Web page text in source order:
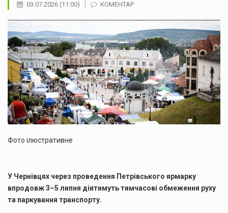
03.07.2026 (11:00) КОМЕНТАР
Фото ілюстративне
У Чернівцях через проведення Петрівського ярмарку
впродовж 3–5 липня діятимуть тимчасові обмеження руху
та паркування транспорту.